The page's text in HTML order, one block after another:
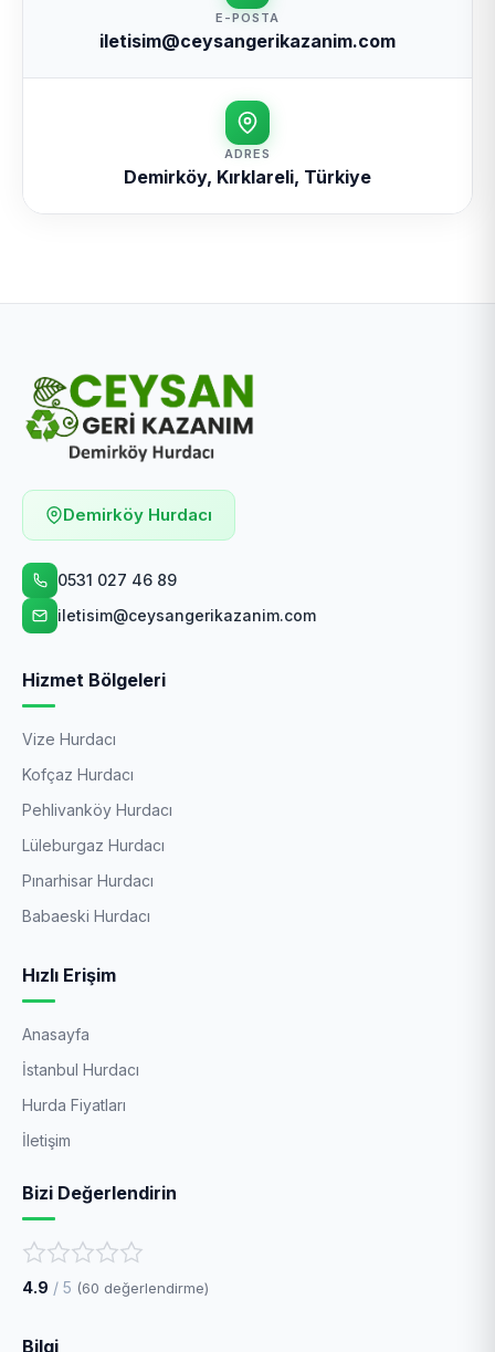
E-POSTA
iletisim@ceysangerikazanim.com
ADRES
Demirköy, Kırklareli, Türkiye
Demirköy Hurdacı
0531 027 46 89
iletisim@ceysangerikazanim.com
Hizmet Bölgeleri
Vize Hurdacı
Kofçaz Hurdacı
Pehlivanköy Hurdacı
Lüleburgaz Hurdacı
Pınarhisar Hurdacı
Babaeski Hurdacı
Hızlı Erişim
Anasayfa
İstanbul Hurdacı
Hurda Fiyatları
İletişim
Bizi Değerlendirin
4.9 / 5 (60 değerlendirme)
Bilgi